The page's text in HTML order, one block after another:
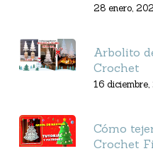
28 enero,
Arbolito
Crochet
16
Cómo
Crochet